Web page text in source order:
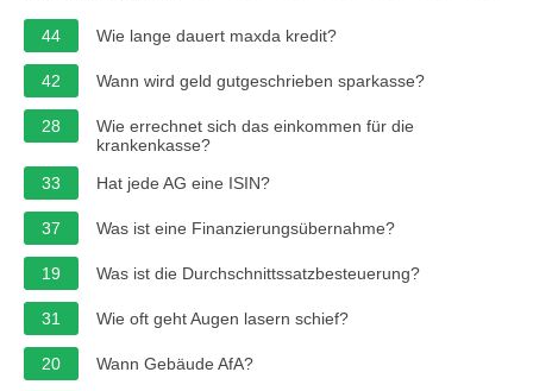
44 Wie lange dauert maxda kredit?
42 Wann wird geld gutgeschrieben sparkasse?
28
Wie errechnet sich das einkommen für die
krankenkasse?
33
Hat jede AG eine ISIN?
37 Was ist eine Finanzierungsübernahme?
19 Was ist die Durchschnittssatzbesteuerung?
31 Wie oft geht Augen lasern schief?
20 Wann Gebäude AfA?